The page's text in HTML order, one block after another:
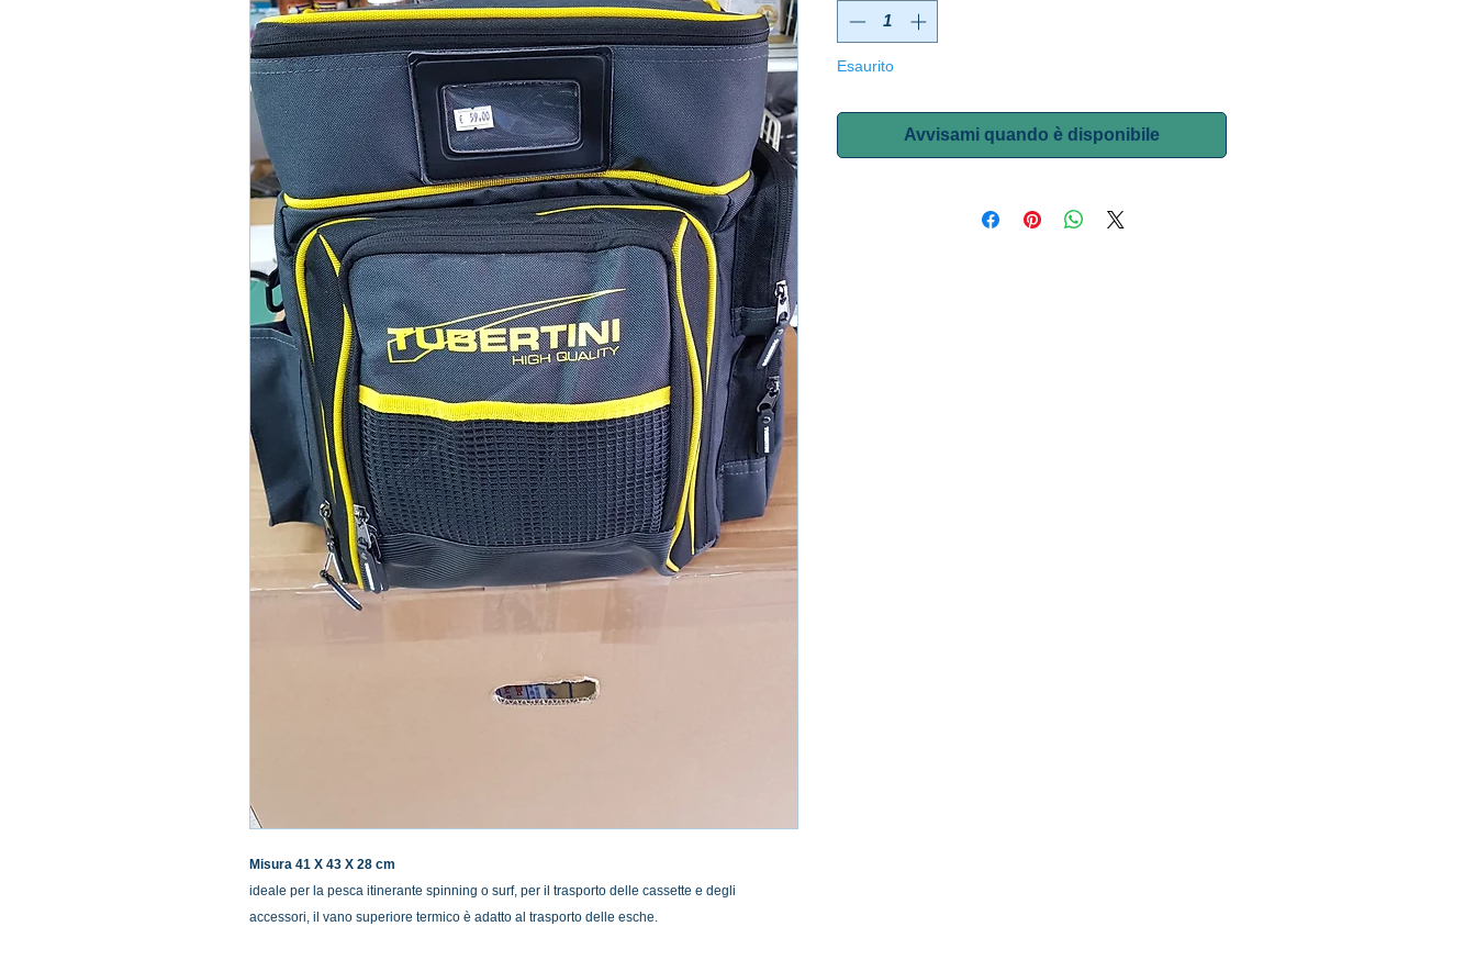
Misura 41 X 43 X 28 cm
ideale per la pesca itinerante spinning o surf, per il trasporto delle cassette e degli
accessori, il vano superiore termico è adatto al trasporto delle esche.
Esaurito
Avvisami quando è disponibile